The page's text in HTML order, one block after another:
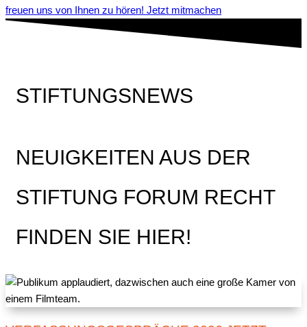
freuen uns von Ihnen zu hören! Jetzt mitmachen
STIFTUNGSNEWS
NEUIGKEITEN AUS DER
STIFTUNG FORUM RECHT
FINDEN SIE HIER!